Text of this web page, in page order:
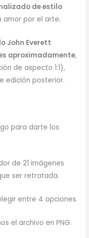
de estilo
amor por el arte.
John Everett
aproximadamente,
de aspecto 1:1),
edición posterior.
para darte los
de 21 imágenes
ser retratada.
entre 4 opciones.
el archivo en PNG.